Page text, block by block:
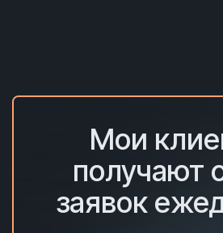
Мои
получают
заявок